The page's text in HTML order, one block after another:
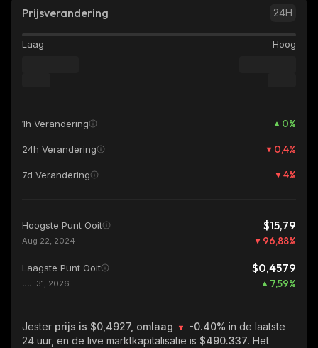
Prijsverandering 24H
Laag Hoog
1h Verandering 0%
24h Verandering 0,4%
7d Verandering 4%
Hoogste Punt Ooit $15,79
Aug 22, 2024 96,88%
Laagste Punt Ooit $0,4579
Jul 31, 2026 7,59%
Jester prijs is $0,4927, omlaag -0.40% in de laatste
24 uur, en de live marktkapitalisatie is $490.337. Het